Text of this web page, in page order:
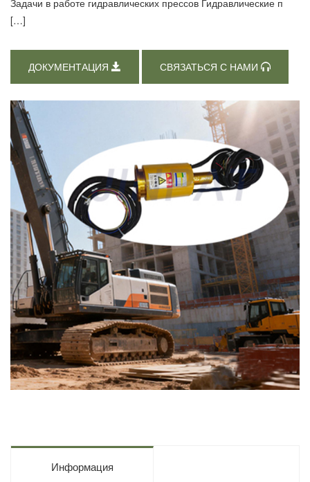
Задачи в работе гидравлических прессов Гидравлические п
[…]
ДОКУМЕНТАЦИЯ СВЯЗАТЬСЯ С НАМИ
Информация